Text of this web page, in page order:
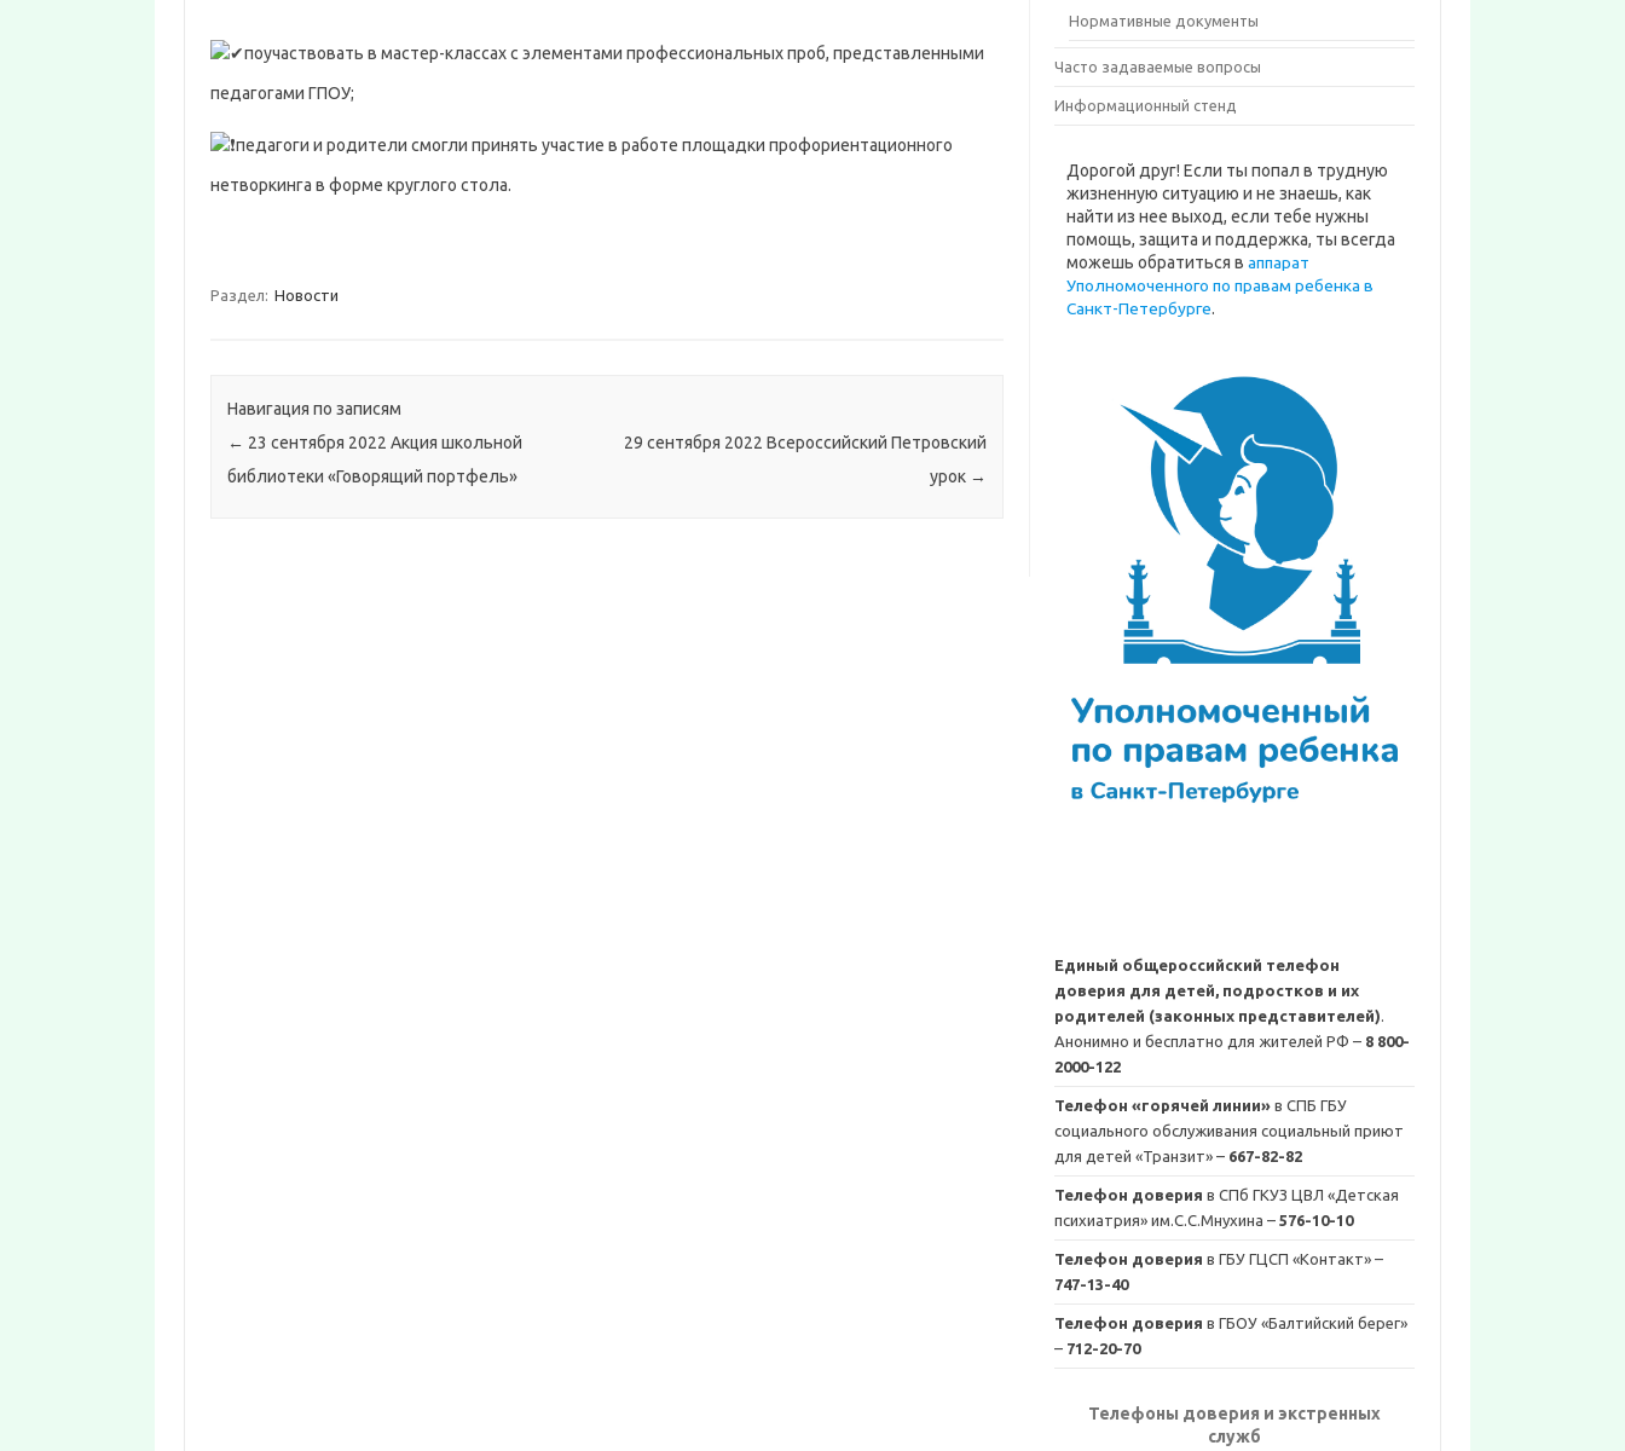
поучаствовать в мастер-классах с элементами профессиональных проб, представленными
педагогами ГПОУ;
педагоги и родители смогли принять участие в работе площадки профориентационного
нетворкинга в форме круглого стола.
Раздел: Новости
Навигация по записям
← 23 сентября 2022 Акция школьной
библиотеки «Говорящий портфель»
29 сентября 2022 Всероссийский Петровский
урок →
Нормативные документы
Часто задаваемые вопросы
Информационный стенд
Дорогой друг! Если ты попал в трудную
жизненную ситуацию и не знаешь, как
найти из нее выход, если тебе нужны
помощь, защита и поддержка, ты всегда
можешь обратиться ваппарат
Уполномоченного по правам ребенка в
Санкт-Петербурге.
Единый общероссийский телефон
доверия для детей, подростков и их
родителей (законных представителей).
Анонимно и бесплатно для жителей РФ – 8 800-
2000-122
Телефон «горячей линии» в СПБ ГБУ
социального обслуживания социальный приют
для детей «Транзит» – 667-82-82
Телефон доверия в СПб ГКУЗ ЦВЛ «Детская
психиатрия» им.С.С.Мнухина –576-10-10
Телефон доверия в ГБУ ГЦСП «Контакт» –
747-13-40
Телефон доверия в ГБОУ «Балтийский берег»
– 712-20-70
Телефоны доверия и экстренных
служб